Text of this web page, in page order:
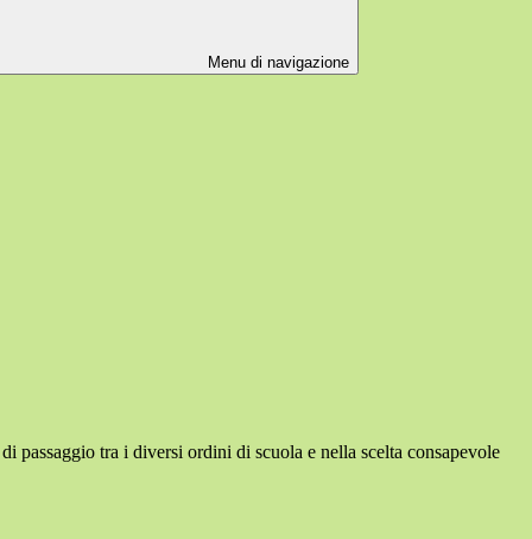
Menu di navigazione
passaggio tra i diversi ordini di scuola e nella scelta consapevole